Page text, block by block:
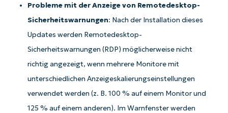
Probleme mit der Anzeige von Remotedesktop-
Sicherheitswarnungen: Nach der Installation dieses
Updates werden Remotedesktop-
Sicherheitswarnungen (RDP) möglicherweise nicht
richtig angezeigt, wenn mehrere Monitore mit
unterschiedlichen Anzeigeskalierungseinstellungen
verwendet werden (z. B. 100 % auf einem Monitor und
125 % auf einem anderen). Im Warnfenster werden
KB-Analysen!
First
Business
Phone
number*